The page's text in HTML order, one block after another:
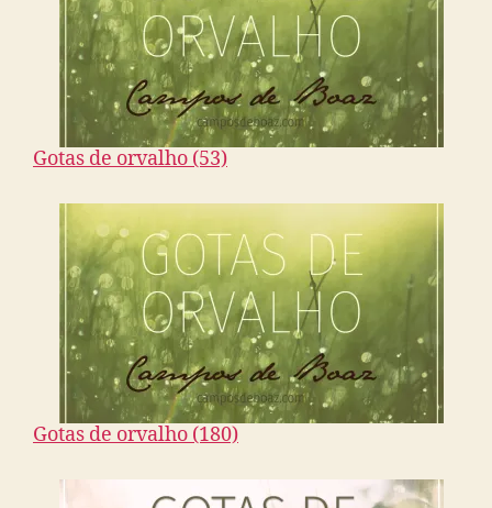
Gotas de orvalho (53)
Gotas de orvalho (180)